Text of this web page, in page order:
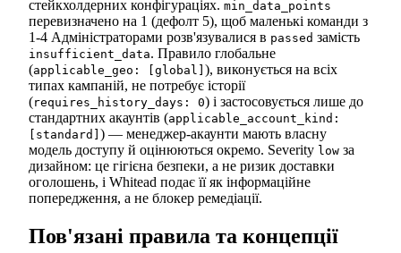
стейкхолдерних конфігураціях. min_data_points
перевизначено на 1 (дефолт 5), щоб маленькі команди з
1-4 Адміністраторами розв'язувалися в passed замість
insufficient_data. Правило глобальне
(applicable_geo: [global] ), виконується на всіх
типах кампаній, не потребує історії
(requires_history_days: 0) і застосовується лише до
стандартних акаунтів (applicable_account_kind:
[standard] ) — менеджер-акаунти мають власну
модель доступу й оцінюються окремо. Severity low за
дизайном: це гігієна безпеки, а не ризик доставки
оголошень, і Whitead подає її як інформаційне
попередження, а не блокер ремедіації.
Пов'язані правила та концепції